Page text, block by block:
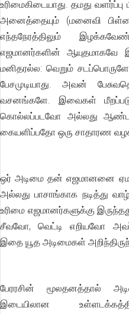
உரிமைகிடையாது. தமது
அனைத்தையும் (மனைவி
எந்தநேரத்திலும்
எஜமானர்களின்
மனிதரல்ல: வெறும்
பேசமுடியாது. அவன்
வசனங்களே. இவைகள்
கொல்லப்படவோ அல்லது
கையளிப்பதோ ஒரு சாதாரண
ஒர் அடிமை தன் எஜமானனை
அல்லது பாசாங்காக நடித்து
உரிமை எஜமானர்களுக்கு
சீவவோ, வெட்டி எறியவோ
இதை யூத அடிமைகள்
பேரரசின் மூலதனத்தால்
இடையிலான